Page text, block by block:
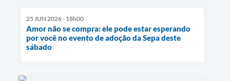
25 JUN 2026 - 18h00
Amor não se compra: ele pode estar esperando
por você no evento de adoção da Sepa deste
sábado